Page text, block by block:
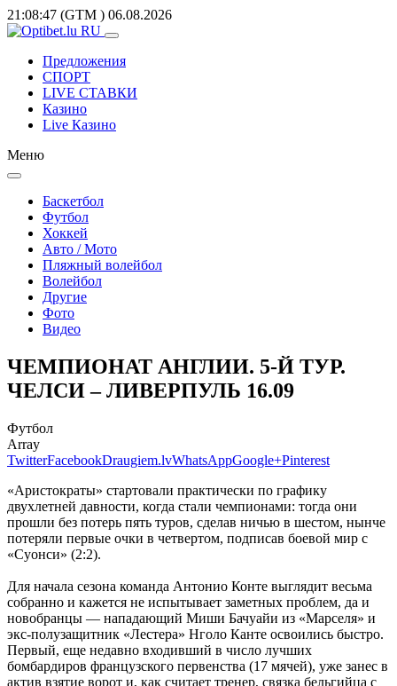
21:08:47 (GTM ) 06.08.2026
Предложения
СПОРТ
LIVE СТАВКИ
Казино
Live Казино
Меню
Баскетбол
Футбол
Хоккей
Авто / Мото
Пляжный волейбол
Волейбол
Другие
Фото
Видео
ЧЕМПИОНАТ АНГЛИИ. 5-Й ТУР.
ЧЕЛСИ – ЛИВЕРПУЛЬ 16.09
Футбол
Array
TwitterFacebookDraugiem.lvWhatsAppGoogle+Pinterest
«Аристократы» стартовали практически по графику
двухлетней давности, когда стали чемпионами: тогда они
прошли без потерь пять туров, сделав ничью в шестом, нынче
потеряли первые очки в четвертом, подписав боевой мир с
«Суонси» (2:2).
Для начала сезона команда Антонио Конте выглядит весьма
собранно и кажется не испытывает заметных проблем, да и
новобранцы — нападающий Миши Бачуайи из «Марселя» и
экс-полузащитник «Лестера» Нголо Канте освоились быстро.
Первый, еще недавно входивший в число лучших
бомбардиров французского первенства (17 мячей), уже занес в
актив взятие ворот и, как считает тренер, связка бельгийца с